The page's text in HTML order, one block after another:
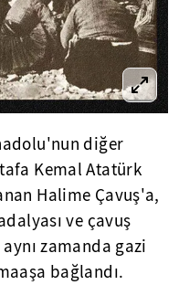
diğer
Kemal Atatürk
Halime Çavuş'a,
ve çavuş
zamanda gazi
bağlandı.